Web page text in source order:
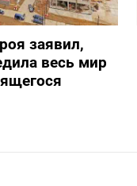
заявил,
весь мир